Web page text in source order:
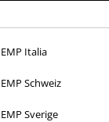
EMP Italia
EMP Schweiz
EMP Sverige